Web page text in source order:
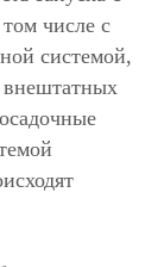
том числе с
системой,
внештатных